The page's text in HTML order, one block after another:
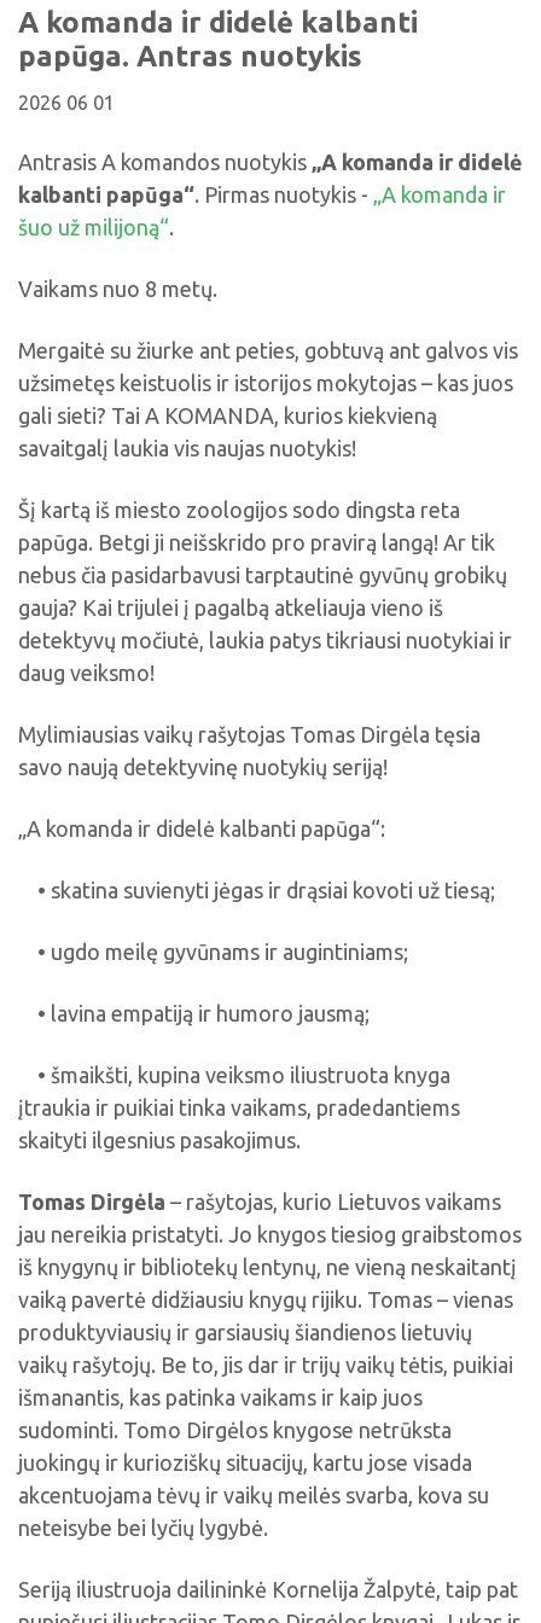
Biblioteka visiems
Viktorinos
Virtualios parodos
Žymūs kupiškėnai
Ramybės takais: interaktyvi kelionė
Skulptūros, prabylančios autoriaus balsu
Mūsų kraštas
Virtualios parodos
Laimutės pasakėlės
NVŠ programa „Atrask ir kurk"
Periodiniai leidiniai
Naudinga informacija
Padaliniai
Komisijos, darbo grupės
A komanda ir didelė kalbanti
papūga. Antras nuotykis
2026 06 01
Antrasis A komandos nuotykis „A komanda ir didelė
kalbanti papūga“. Pirmas nuotykis - „A komanda ir
šuo už milijoną“.
Vaikams nuo 8 metų.
Mergaitė su žiurke ant peties, gobtuvą ant galvos vis
užsimetęs keistuolis ir istorijos mokytojas – kas juos
gali sieti? Tai A KOMANDA, kurios kiekvieną
savaitgalį laukia vis naujas nuotykis!
Šį kartą iš miesto zoologijos sodo dingsta reta
papūga. Betgi ji neišskrido pro pravirą langą! Ar tik
nebus čia pasidarbavusi tarptautinė gyvūnų grobikų
gauja? Kai trijulei į pagalbą atkeliauja vieno iš
detektyvų močiutė, laukia patys tikriausi nuotykiai ir
daug veiksmo!
Mylimiausias vaikų rašytojas Tomas Dirgėla tęsia
savo naują detektyvinę nuotykių seriją!
„A komanda ir didelė kalbanti papūga“:
• skatina suvienyti jėgas ir drąsiai kovoti už tiesą;
• ugdo meilę gyvūnams ir augintiniams;
• lavina empatiją ir humoro jausmą;
• šmaikšti, kupina veiksmo iliustruota knyga
įtraukia ir puikiai tinka vaikams, pradedantiems
skaityti ilgesnius pasakojimus.
Tomas Dirgėla – rašytojas, kurio Lietuvos vaikams
jau nereikia pristatyti. Jo knygos tiesiog graibstomos
iš knygynų ir bibliotekų lentynų, ne vieną neskaitantį
vaiką pavertė didžiausiu knygų rijiku. Tomas – vienas
produktyviausių ir garsiausių šiandienos lietuvių
vaikų rašytojų. Be to, jis dar ir trijų vaikų tėtis, puikiai
išmanantis, kas patinka vaikams ir kaip juos
sudominti. Tomo Dirgėlos knygose netrūksta
juokingų ir kurioziškų situacijų, kartu jose visada
akcentuojama tėvų ir vaikų meilės svarba, kova su
neteisybe bei lyčių lygybė.
Seriją iliustruoja dailininkė Kornelija Žalpytė, taip pat